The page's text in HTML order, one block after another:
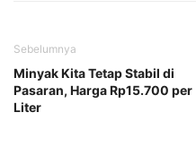
Sebelumnya
Minyak Kita Tetap Stabil di
Pasaran, Harga Rp15.700 per
Liter